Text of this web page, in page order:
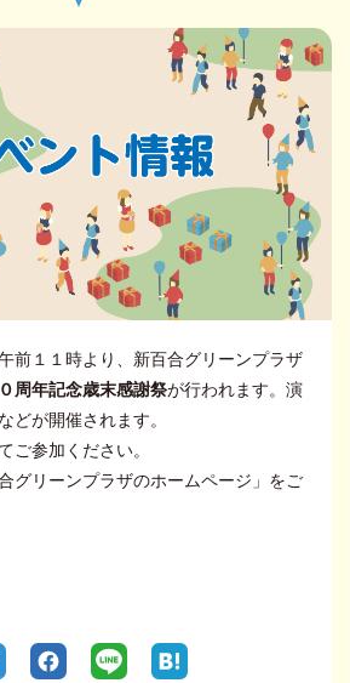
前１１時より、新百合グリーンプラザ
周年記念歳末感謝祭が行われます。演
どが開催されます。
ご参加ください。
グリーンプラザのホームページ」をご